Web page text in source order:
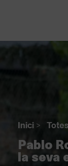
Back
Fil
Inici >
Pablo
la seva